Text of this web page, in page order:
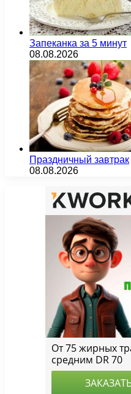
Запеканка за 5 минут
08.08.2026
Праздничный завтрак
08.08.2026